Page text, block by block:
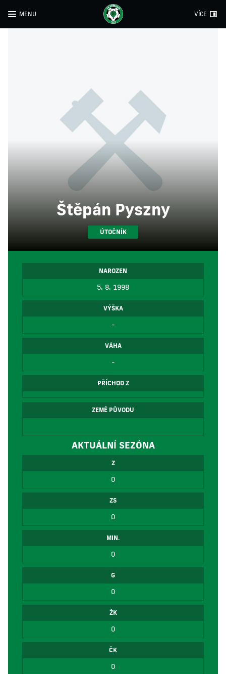
MENU VÍCE
Štěpán Pyszny
ÚTOČNÍK
NAROZEN
5. 8. 1998
VÝŠKA
-
VÁHA
-
PŘÍCHOD Z
ZEMĚ PŮVODU
AKTUÁLNÍ SEZÓNA
Z
0
ZS
0
MIN.
0
G
0
ŽK
0
ČK
0